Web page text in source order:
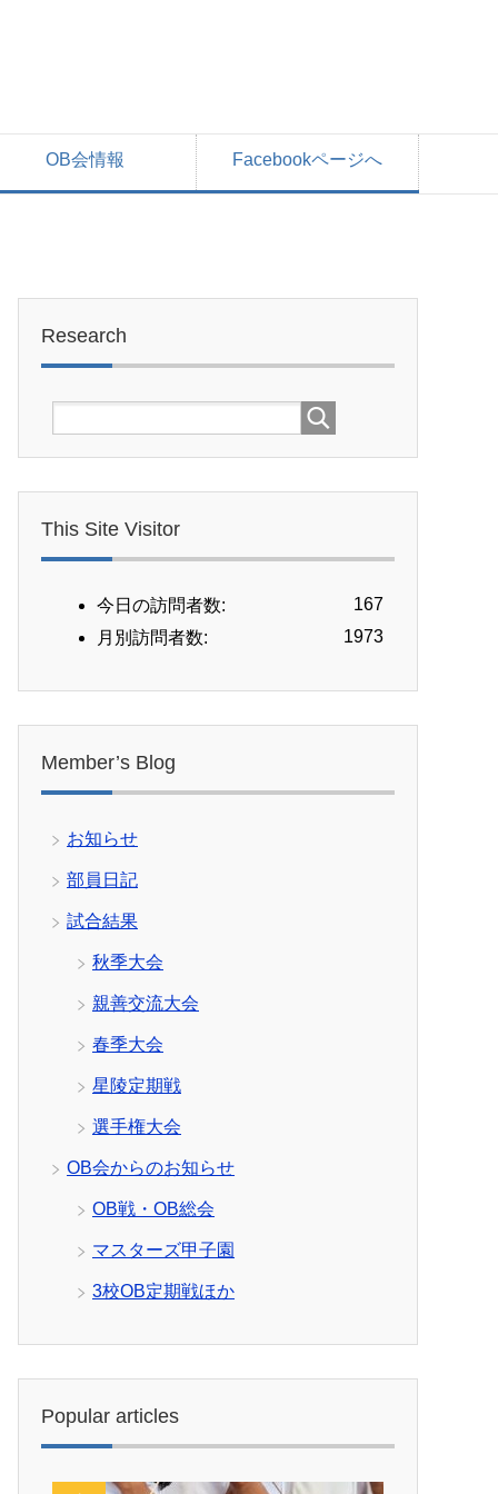
OB会情報 Facebookページへ
Research
This Site Visitor
167
今日の訪問者数:
1973
月別訪問者数:
Member’s Blog
お知らせ
部員日記
試合結果
秋季大会
親善交流大会
春季大会
星陵定期戦
選手権大会
OB会からのお知らせ
OB戦・OB総会
マスターズ甲子園
3校OB定期戦ほか
Popular articles